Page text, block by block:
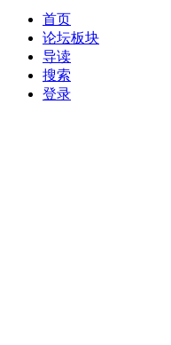
首页
论坛板块
导读
搜索
登录